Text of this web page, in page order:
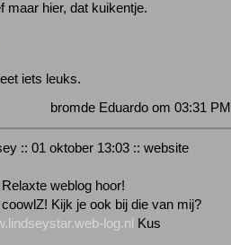
maar hier, dat kuikentje.
iets leuks.
bromde Eduardo om 03:31
:: 01 oktober 13:03 :: website
weblog hoor!
Kijk je ook bij die van mij?
log.nl
Kus